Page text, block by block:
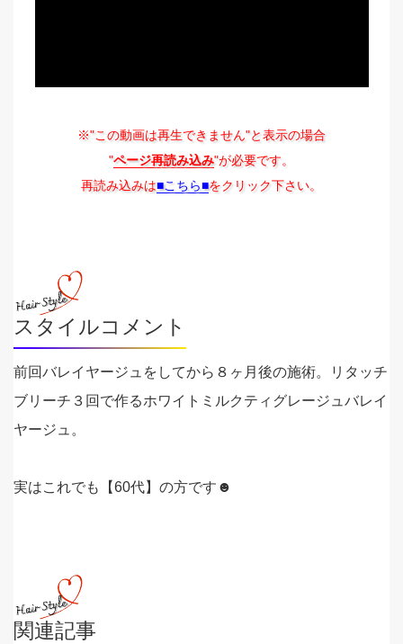
※"この動画は再生できません"と表示の場合
"ページ再読み込み"が必要です。
再読み込みは■こちら■をクリック下さい。
スタイルコメント
前回バレイヤージュをしてから８ヶ月後の施術。リタッチ
ブリーチ３回で作るホワイトミルクティグレージュバレイ
ヤージュ。
実はこれでも【60代】の方です☻
関連記事